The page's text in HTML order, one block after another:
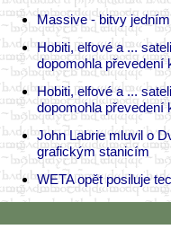
Massive - bitvy
Hobiti, elfové a ...
dopomohla převedení
Hobiti, elfové a ...
dopomohla převedení
John Labrie mluvil o
grafickým stanicím
WETA opět posiluje